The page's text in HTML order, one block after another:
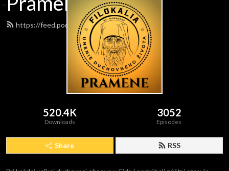
https://feed.podbean.com/pramene/feed.xml
520.4K
Downloads
3052
Episodes
Share RSS